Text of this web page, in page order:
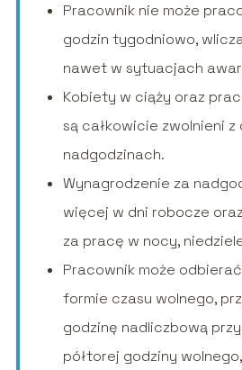
Pracownik nie może
godzin tygodniowo,
nawet w sytuacjach
Kobiety w ciąży oraz
są całkowicie zwolnieni
nadgodzinach.
Wynagrodzenie za
więcej w dni robocze
za pracę w nocy,
Pracownik może
formie czasu wolnego,
godzinę nadliczbową
półtorej godziny